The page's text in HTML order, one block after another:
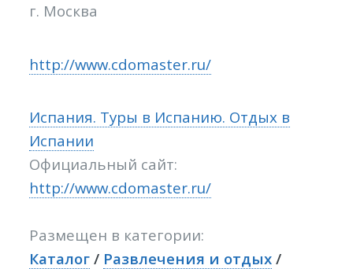
г. Москва
http://www.cdomaster.ru/
Испания. Туры в Испанию. Отдых в
Испании
Официальный сайт:
http://www.cdomaster.ru/
Размещен в категории:
Каталог / Развлечения и отдых /